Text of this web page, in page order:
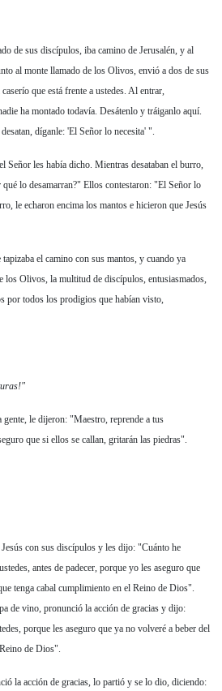
de sus discípulos, iba camino de Jerusalén, y al
al monte llamado de los Olivos, envió a dos de sus
que está frente a ustedes. Al entrar,
ha montado todavía. Desátenlo y tráiganlo aquí.
díganle: 'El Señor lo necesita' ".
Señor les había dicho. Mientras desataban el burro,
lo desamarran?" Ellos contestaron: "El Señor lo
le echaron encima los mantos e hicieron que Jesús
el camino con sus mantos, y cuando ya
los Olivos, la multitud de discípulos, entusiasmados,
por todos los prodigios que habían visto,
le dijeron: "Maestro, reprende a tus
que si ellos se callan, gritarán las piedras".
con sus discípulos y les dijo: "Cuánto he
antes de padecer, porque yo les aseguro que
tenga cabal cumplimiento en el Reino de Dios".
de vino, pronunció la acción de gracias y dijo:
porque les aseguro que ya no volveré a beber del
de Dios".
la acción de gracias, lo partió y se lo dio, diciendo: